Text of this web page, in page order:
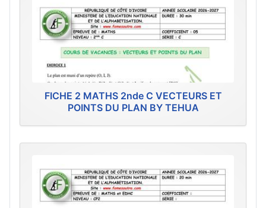
FICHE 2 MATHS 2nde C VECTEURS ET
POINTS DU PLAN BY TEHUA